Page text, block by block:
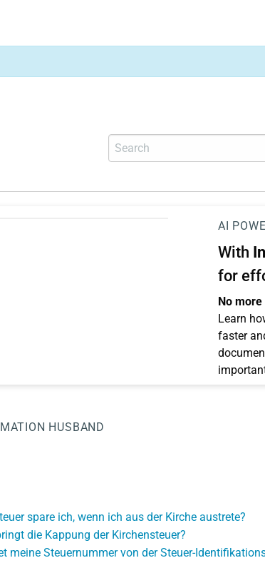
AI
With
for
No
Learn
faster
HUSBAND
spare ich, wenn ich aus der Kirche austrete?
die Kappung der Kirchensteuer?
meine Steuernummer von der Steuer-